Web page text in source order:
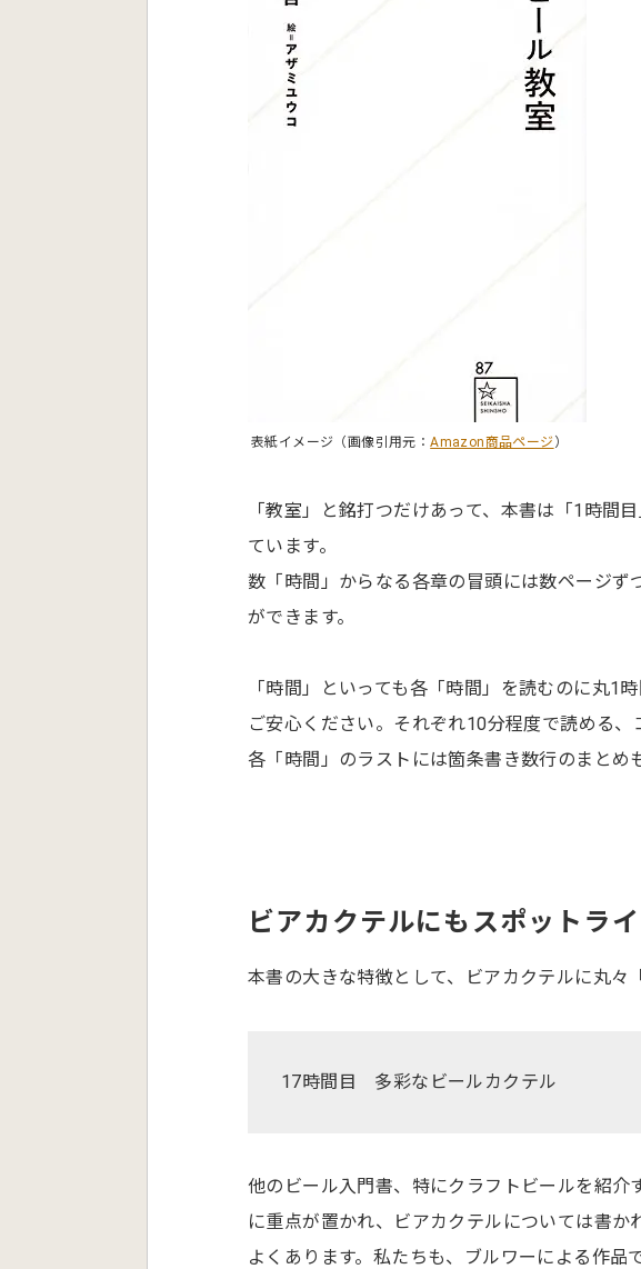
表紙イメージ（画像引用元：Amazon商品ページ ）
「教室」と銘打つだけあって、本書は「1時間
ています。
数「時間」からなる各章の冒頭には数ページ
ができます。
「時間」といっても各「時間」を読むのに丸1
ご安心ください。それぞれ10分程度で読める、
各「時間」のラストには箇条書き数行のまとめ
ビアカクテルにもスポットラ
本書の大きな特徴として、ビアカクテルに丸々
17時間目 多彩なビールカクテル
他のビール入門書、特にクラフトビールを紹
に重点が置かれ、ビアカクテルについては書
よくあります。私たちも、ブルワーによる作